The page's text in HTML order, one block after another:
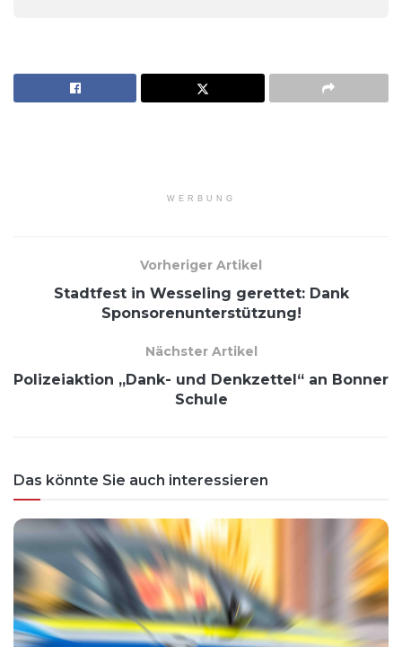
WERBUNG
Vorheriger Artikel
Stadtfest in Wesseling gerettet: Dank
Sponsorenunterstützung!
Nächster Artikel
Polizeiaktion „Dank- und Denkzettel“ an Bonner
Schule
Das könnte Sie auch interessieren